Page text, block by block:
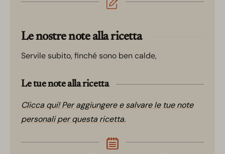
Le nostre note alla ricetta
Servile subito, finché sono ben calde,
Le tue note alla ricetta
Clicca qui! Per aggiungere e salvare le tue note
personali per questa ricetta.